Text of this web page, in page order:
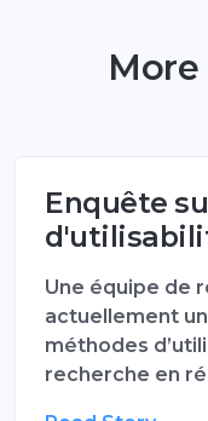
Enquête
Une équipe de
actuellement
méthodes
recherche en